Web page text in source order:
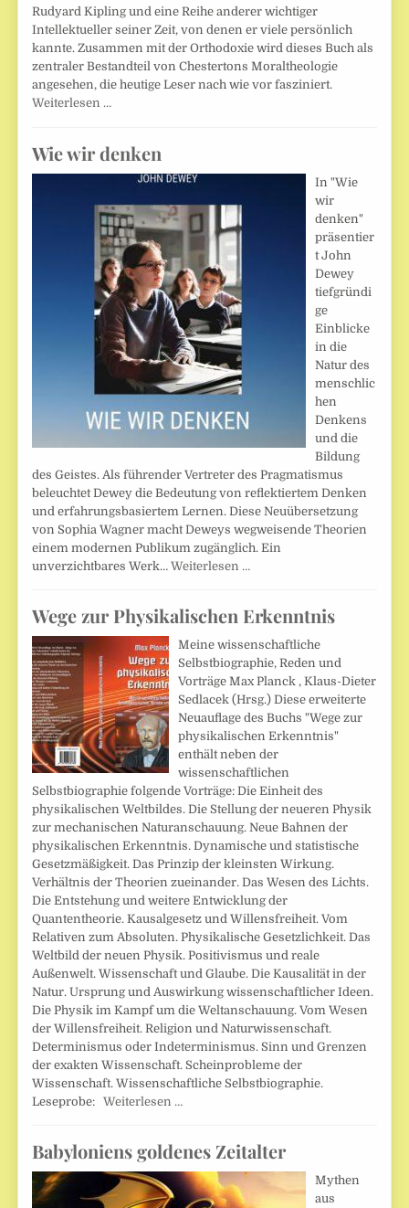
Rudyard Kipling und eine Reihe anderer wichtiger
Intellektueller seiner Zeit, von denen er viele persönlich
kannte. Zusammen mit der Orthodoxie wird dieses Buch als
zentraler Bestandteil von Chestertons Moraltheologie
angesehen, die heutige Leser nach wie vor fasziniert.
Weiterlesen …
Wie wir denken
In "Wie
wir
denken"
präsentier
t John
Dewey
tiefgründi
ge
Einblicke
in die
Natur des
menschlic
hen
Denkens
und die
Bildung
des Geistes. Als führender Vertreter des Pragmatismus
beleuchtet Dewey die Bedeutung von reflektiertem Denken
und erfahrungsbasiertem Lernen. Diese Neuübersetzung
von Sophia Wagner macht Deweys wegweisende Theorien
einem modernen Publikum zugänglich. Ein
unverzichtbares Werk…Weiterlesen …
Wege zur Physikalischen Erkenntnis
Meine wissenschaftliche
Selbstbiographie, Reden und
Vorträge Max Planck , Klaus-Dieter
Sedlacek (Hrsg.) Diese erweiterte
Neuauflage des Buchs "Wege zur
physikalischen Erkenntnis"
enthält neben der
wissenschaftlichen
Selbstbiographie folgende Vorträge: Die Einheit des
physikalischen Weltbildes. Die Stellung der neueren Physik
zur mechanischen Naturanschauung. Neue Bahnen der
physikalischen Erkenntnis. Dynamische und statistische
Gesetzmäßigkeit. Das Prinzip der kleinsten Wirkung.
Verhältnis der Theorien zueinander. Das Wesen des Lichts.
Die Entstehung und weitere Entwicklung der
Quantentheorie. Kausalgesetz und Willensfreiheit. Vom
Relativen zum Absoluten. Physikalische Gesetzlichkeit. Das
Weltbild der neuen Physik. Positivismus und reale
Außenwelt. Wissenschaft und Glaube. Die Kausalität in der
Natur. Ursprung und Auswirkung wissenschaftlicher Ideen.
Die Physik im Kampf um die Weltanschauung. Vom Wesen
der Willensfreiheit. Religion und Naturwissenschaft.
Determinismus oder Indeterminismus. Sinn und Grenzen
der exakten Wissenschaft. Scheinprobleme der
Wissenschaft. Wissenschaftliche Selbstbiographie.
Leseprobe:Weiterlesen …
Babyloniens goldenes Zeitalter
Mythen
aus